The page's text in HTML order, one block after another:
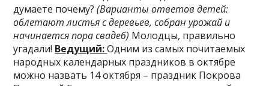
думаете почему?(Варианты ответов детей:
облетают листья с деревьев, собран урожай и
начинается пора свадеб) Молодцы, правильно
угадали! Ведущий: Одним из самых почитаемых
народных календарных праздников в октябре
можно назвать 14 октября – праздник Покрова